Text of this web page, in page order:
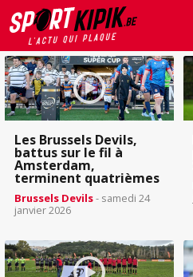
Les Brussels Devils,
battus sur le fil à
Amsterdam,
terminent quatrièmes
Brussels Devils- samedi 24
janvier 2026